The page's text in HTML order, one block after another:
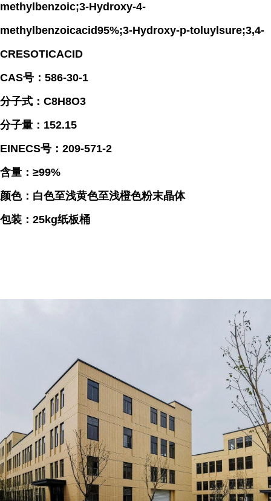
methylbenzoic;3-Hydroxy-4-
methylbenzoicacid95%;3-Hydroxy-p-toluylsure;3,4-
CRESOTICACID
CAS号：586-30-1
分子式：C8H8O3
分子量：152.15
EINECS号：209-571-2
含量：≥99%
颜色：白色至浅黄色至浅橙色粉末晶体
包装：25kg纸板桶